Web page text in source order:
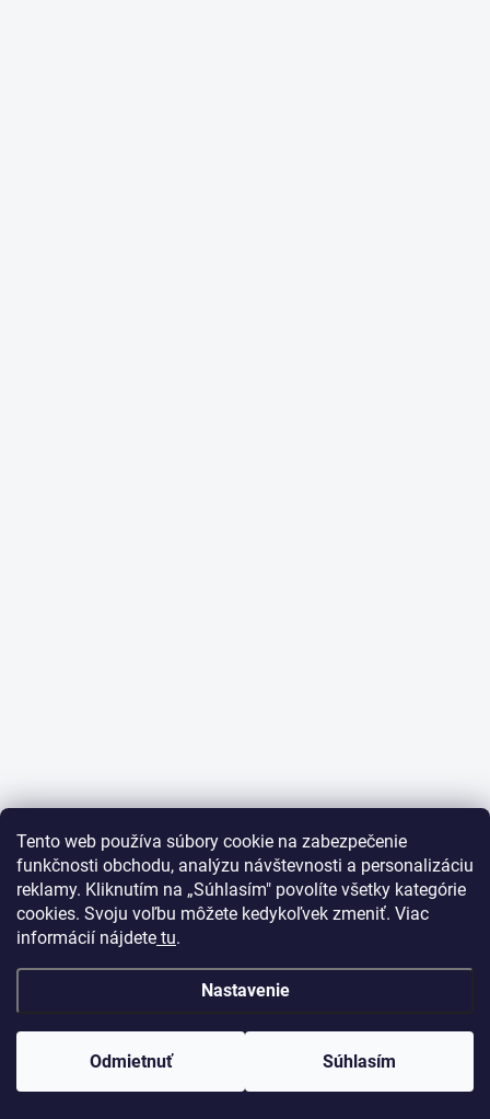
Tento web používa súbory cookie na zabezpečenie
funkčnosti obchodu, analýzu návštevnosti a personalizáciu
reklamy. Kliknutím na „Súhlasím" povolíte všetky kategórie
cookies. Svoju voľbu môžete kedykoľvek zmeniť. Viac
informácií nájdete tu.
Nastavenie
Odmietnuť Súhlasím